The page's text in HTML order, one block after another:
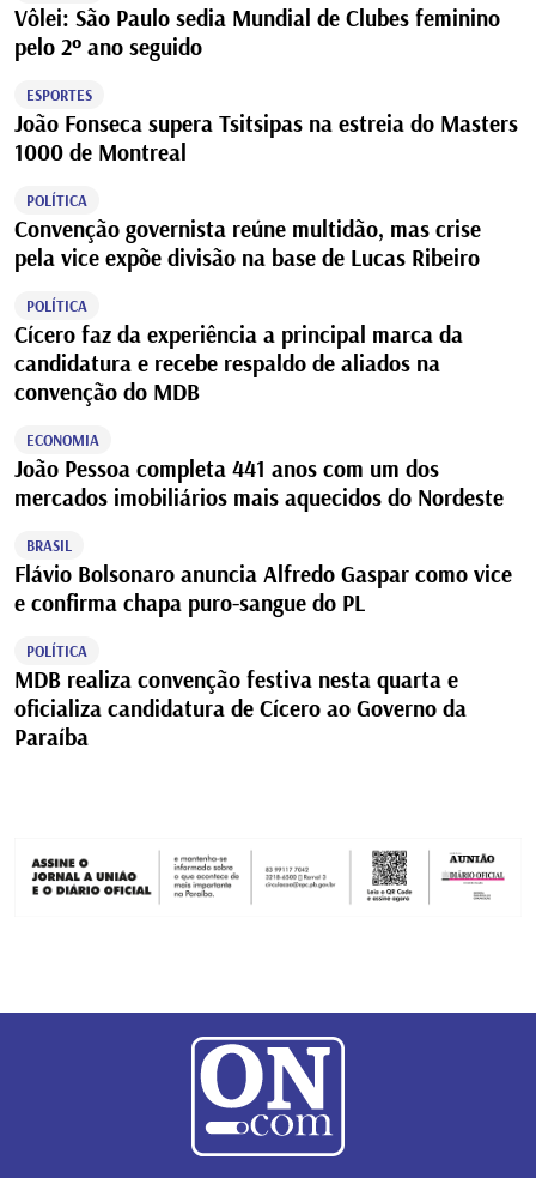
Vôlei: São Paulo sedia Mundial de Clubes feminino
pelo 2º ano seguido
ESPORTES
João Fonseca supera Tsitsipas na estreia do Masters
1000 de Montreal
POLÍTICA
Convenção governista reúne multidão, mas crise
pela vice expõe divisão na base de Lucas Ribeiro
POLÍTICA
Cícero faz da experiência a principal marca da
candidatura e recebe respaldo de aliados na
convenção do MDB
ECONOMIA
João Pessoa completa 441 anos com um dos
mercados imobiliários mais aquecidos do Nordeste
BRASIL
Flávio Bolsonaro anuncia Alfredo Gaspar como vice
e confirma chapa puro-sangue do PL
POLÍTICA
MDB realiza convenção festiva nesta quarta e
oficializa candidatura de Cícero ao Governo da
Paraíba